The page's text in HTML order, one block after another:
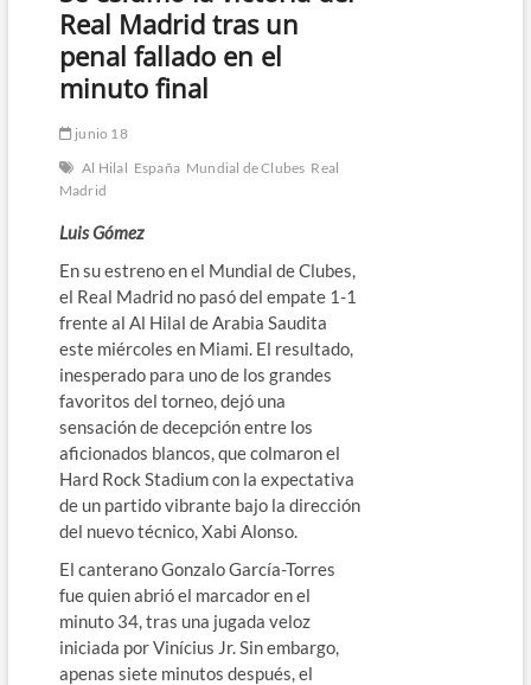
Real Madrid tras un
penal fallado en el
minuto final
junio 18
Al Hilal España Mundial de Clubes Real
Madrid
Luis Gómez
En su estreno en el Mundial de Clubes,
el Real Madrid no pasó del empate 1-1
frente al Al Hilal de Arabia Saudita
este miércoles en Miami. El resultado,
inesperado para uno de los grandes
favoritos del torneo, dejó una
sensación de decepción entre los
aficionados blancos, que colmaron el
Hard Rock Stadium con la expectativa
de un partido vibrante bajo la dirección
del nuevo técnico, Xabi Alonso.
El canterano Gonzalo García-Torres
fue quien abrió el marcador en el
minuto 34, tras una jugada veloz
iniciada por Vinícius Jr. Sin embargo,
apenas siete minutos después, el